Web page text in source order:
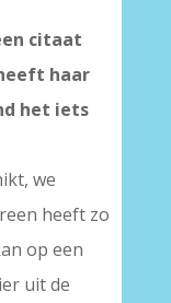
citaat
haar
het iets
we
heeft zo
op een
uit de